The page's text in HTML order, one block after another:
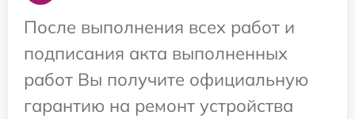
После выполнения всех работ и
подписания акта выполненных
работ Вы получите официальную
гарантию на ремонт устройства